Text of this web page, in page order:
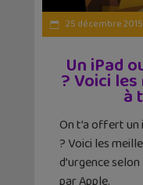
25 décembre 2015
Un iPad
? Voici
à
On t’a offert
? Voici les
d’urgence